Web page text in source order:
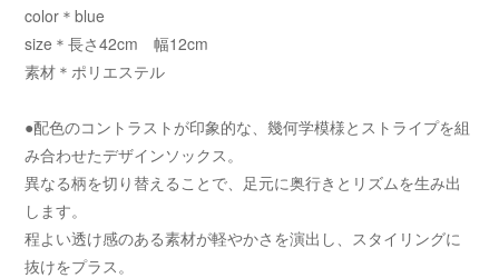
color＊blue
size＊長さ42cm 幅12cm
素材＊ポリエステル
●配色のコントラストが印象的な、幾何学模様とストライプを組
み合わせたデザインソックス。
異なる柄を切り替えることで、足元に奥行きとリズムを生み出
します。
程よい透け感のある素材が軽やかさを演出し、スタイリングに
抜けをプラス。